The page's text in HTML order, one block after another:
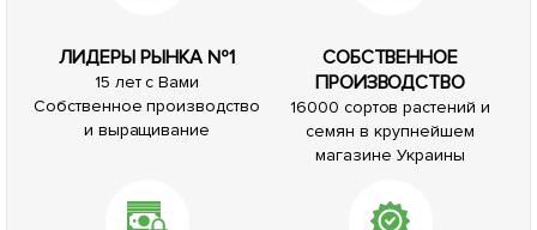
ЛИДЕРЫ РЫНКА №1
15 лет с Вами
Собственное производство
и выращивание
СОБСТВЕННОЕ
ПРОИЗВОДСТВО
16000 сортов растений и
семян в крупнейшем
магазине Украины